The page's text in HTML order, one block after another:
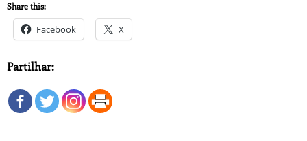
Share this:
Facebook X
Partilhar: